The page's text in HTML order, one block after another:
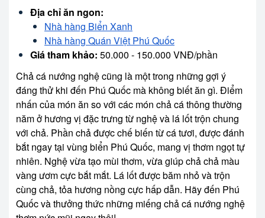
Địa chỉ ăn ngon:
Nhà hàng Biển Xanh
Nhà hàng Quán Việt Phú Quốc
Giá tham khảo: 50.000 - 150.000 VNĐ/phần
Chả cá nướng nghệ cũng là một trong những gợi ý
đáng thử khi đến Phú Quốc mà không biết ăn gì. Điểm
nhấn của món ăn so với các món chả cá thông thường
năm ở hương vị đặc trưng từ nghệ và lá lốt trộn chung
với chả. Phần chả được chế biến từ cá tươi, được đánh
bắt ngay tại vùng biển Phú Quốc, mang vị thơm ngọt tự
nhiên. Nghệ vừa tạo mùi thơm, vừa giúp chả chả màu
vàng ươm cực bắt mắt. Lá lốt được băm nhỏ và trộn
cùng chả, tỏa hương nồng cực hấp dẫn. Hãy đến Phú
Quốc và thưởng thức những miếng chả cá nướng nghệ